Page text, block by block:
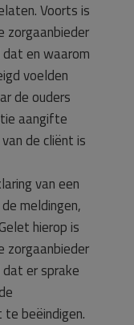
Voorts is
zorgaanbieder
en waarom
voelden
de ouders
aangifte
de cliënt is
van een
meldingen,
hierop is
zorgaanbieder
er sprake
beëindigen.